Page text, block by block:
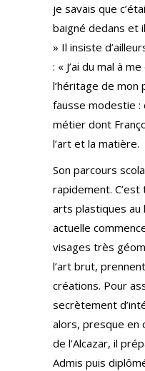
je savais que
baigné dedans et
» Il insiste
: « J’ai du mal à
l’héritage de mon
fausse modestie :
métier dont
l’art et la matière.
Son parcours
rapidement.
arts plastiques au
actuelle
visages très
l’art brut,
créations. Pour
secrètement
alors, presque en
de l’Alcazar, il
Admis puis